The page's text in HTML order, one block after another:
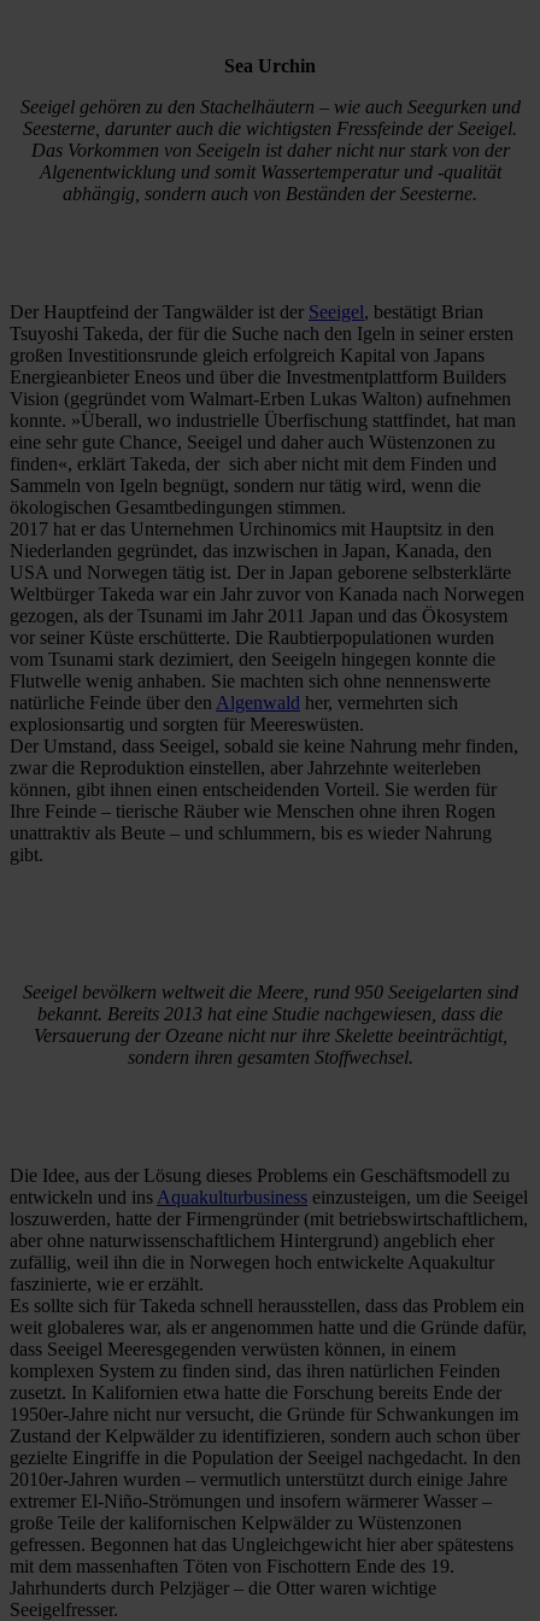
Sea Urchin
Seeigel gehören zu den Stachelhäutern – wie auch Seegurken und
Seesterne, darunter auch die wichtigsten Fressfeinde der Seeigel.
Das Vorkommen von Seeigeln ist daher nicht nur stark von der
Algenentwicklung und somit Wassertemperatur und -qualität
abhängig, sondern auch von Beständen der Seesterne.
Der Hauptfeind der Tangwälder ist der Seeigel, bestätigt Brian
Tsuyoshi Takeda, der für die Suche nach den Igeln in seiner ersten
großen Investitionsrunde gleich erfolgreich Kapital von Japans
Energieanbieter Eneos und über die Investmentplattform Builders
Vision (gegründet vom Walmart-Erben Lukas Walton) aufnehmen
konnte. »Überall, wo industrielle Überfischung stattfindet, hat man
eine sehr gute Chance, Seeigel und daher auch Wüstenzonen zu
finden«, erklärt Takeda, der sich aber nicht mit dem Finden und
Sammeln von Igeln begnügt, sondern nur tätig wird, wenn die
ökologischen Gesamtbedingungen stimmen.
2017 hat er das Unternehmen Urchinomics mit Hauptsitz in den
Niederlanden gegründet, das inzwischen in Japan, Kanada, den
USA und Norwegen tätig ist. Der in Japan geborene selbsterklärte
Weltbürger Takeda war ein Jahr zuvor von Kanada nach Norwegen
gezogen, als der Tsunami im Jahr 2011 Japan und das Ökosystem
vor seiner Küste erschütterte. Die Raubtierpopulationen wurden
vom Tsunami stark dezimiert, den Seeigeln hingegen konnte die
Flutwelle wenig anhaben. Sie machten sich ohne nennenswerte
natürliche Feinde über den Algenwald her, vermehrten sich
explosionsartig und sorgten für Meereswüsten.
Der Umstand, dass Seeigel, sobald sie keine Nahrung mehr finden,
zwar die Reproduktion einstellen, aber Jahrzehnte weiterleben
können, gibt ihnen einen entscheidenden Vorteil. Sie werden für
Ihre Feinde – tierische Räuber wie Menschen ohne ihren Rogen
unattraktiv als Beute – und schlummern, bis es wieder Nahrung
gibt.
Seeigel bevölkern weltweit die Meere, rund 950 Seeigelarten sind
bekannt. Bereits 2013 hat eine Studie nachgewiesen, dass die
Versauerung der Ozeane nicht nur ihre Skelette beeinträchtigt,
sondern ihren gesamten Stoffwechsel.
Die Idee, aus der Lösung dieses Problems ein Geschäftsmodell zu
entwickeln und ins Aquakulturbusiness einzusteigen, um die Seeigel
loszuwerden, hatte der Firmengründer (mit betriebswirtschaftlichem,
aber ohne naturwissenschaftlichem Hintergrund) angeblich eher
zufällig, weil ihn die in Norwegen hoch entwickelte Aquakultur
faszinierte, wie er erzählt.
Es sollte sich für Takeda schnell herausstellen, dass das Problem ein
weit globaleres war, als er angenommen hatte und die Gründe dafür,
dass Seeigel Meeresgegenden verwüsten können, in einem
komplexen System zu finden sind, das ihren natürlichen Feinden
zusetzt. In Kalifornien etwa hatte die Forschung bereits Ende der
1950er-Jahre nicht nur versucht, die Gründe für Schwankungen im
Zustand der Kelpwälder zu identifizieren, sondern auch schon über
gezielte Eingriffe in die Population der Seeigel nachgedacht. In den
2010er-Jahren wurden – vermutlich unterstützt durch einige Jahre
extremer El-Niño-Strömungen und insofern wärmerer Wasser –
große Teile der kalifornischen Kelpwälder zu Wüstenzonen
gefressen. Begonnen hat das Ungleichgewicht hier aber spätestens
mit dem massenhaften Töten von Fischottern Ende des 19.
Jahrhunderts durch Pelzjäger – die Otter waren wichtige
Seeigelfresser.